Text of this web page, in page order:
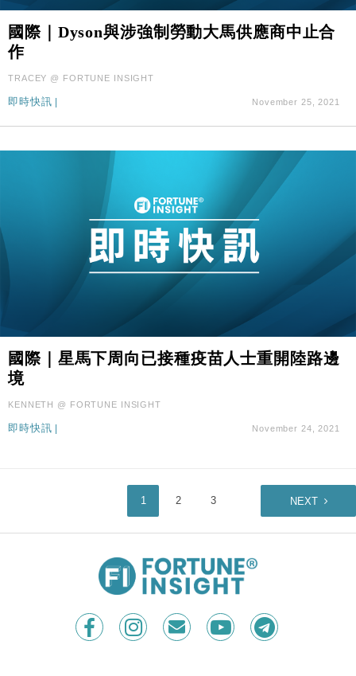
國際｜Dyson與涉強制勞動大馬供應商中止合
作
TRACEY @ FORTUNE INSIGHT
即時快訊 | November 25, 2021
國際｜星馬下周向已接種疫苗人士重開陸路邊
境
KENNETH @ FORTUNE INSIGHT
即時快訊 | November 24, 2021
1 2 3 NEXT